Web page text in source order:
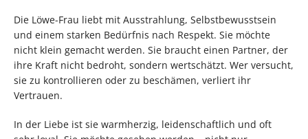
Die Löwe-Frau liebt mit Ausstrahlung, Selbstbewusstsein
und einem starken Bedürfnis nach Respekt. Sie möchte
nicht klein gemacht werden. Sie braucht einen Partner, der
ihre Kraft nicht bedroht, sondern wertschätzt. Wer versucht,
sie zu kontrollieren oder zu beschämen, verliert ihr
Vertrauen.
In der Liebe ist sie warmherzig, leidenschaftlich und oft